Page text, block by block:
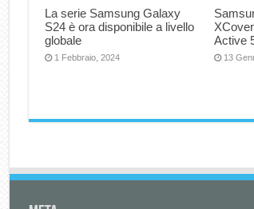
La serie Samsung Galaxy
S24 è ora disponibile a livello
globale
1 Febbraio, 2024
Active
13